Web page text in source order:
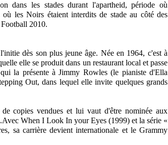
dans les stades durant l'apartheid, période où
les Noirs étaient interdits de stade au côté des
2010.
dès son plus jeune âge. Née en 1964, c'est à
elle se produit dans un restaurant local et passe
la présente à Jimmy Rowles (le pianiste d'Ella
Out, dans lequel elle invite quelques grands
copies vendues et lui vaut d'être nominée aux
When I Look In your Eyes (1999) et la série «
sa carrière devient internationale et le Grammy